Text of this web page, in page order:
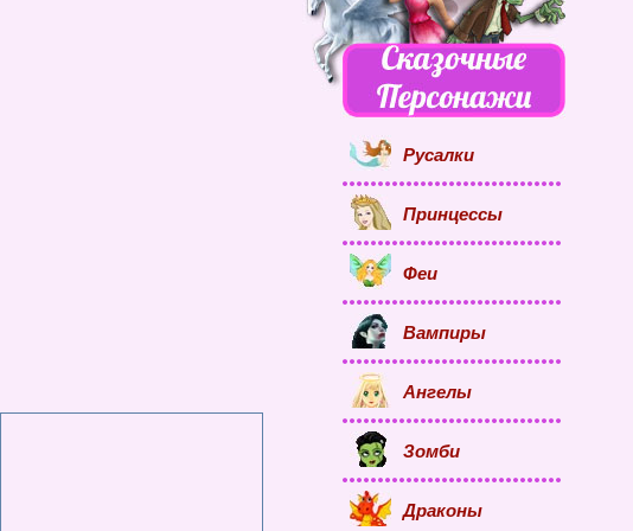
Русалки
Принцессы
Феи
Вампиры
Ангелы
Зомби
Драконы